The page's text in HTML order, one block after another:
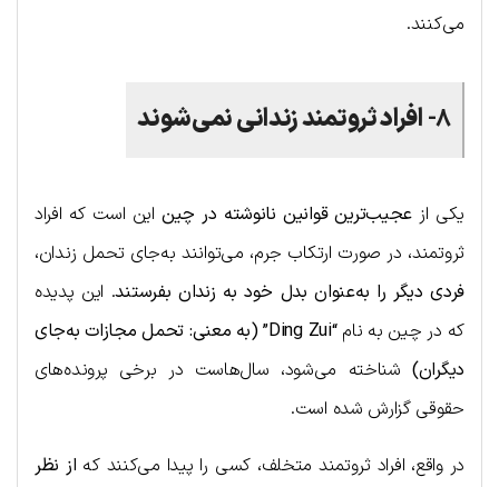
می‌کنند.
۸- افراد ثروتمند زندانی نمی‌شوند
یکی از عجیب‌ترین قوانین نانوشته در چین این است که افراد
ثروتمند، در صورت ارتکاب جرم، می‌توانند به‌جای تحمل زندان،
فردی دیگر را به‌عنوان بدل خود به زندان بفرستند. این پدیده
که در چین به نام
“Ding Zui” (به معنی: تحمل مجازات به‌جای
دیگران)شناخته می‌شود، سال‌هاست در برخی پرونده‌های
حقوقی گزارش شده است.
در واقع، افراد ثروتمند متخلف، کسی را پیدا می‌کنند که از نظر